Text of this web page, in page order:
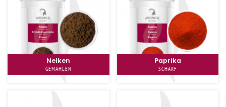
Nelken
GEMAHLEN
Paprika
SCHARF